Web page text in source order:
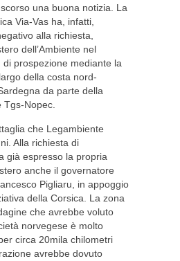
una buona notizia. La
Via-Vas ha, infatti,
alla richiesta,
dell’Ambiente nel
prospezione mediante la
della costa nord-
da parte della
Nopec.
che Legambiente
Alla richiesta di
già espresso la propria
anche il governatore
Pigliaru, in appoggio
della Corsica. La zona
che avrebbe voluto
norvegese è molto
circa 20mila chilometri
avrebbe dovuto